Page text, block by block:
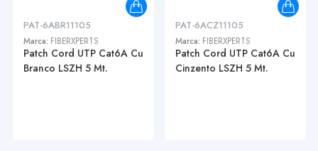
PAT-6ABR11105
Marca: FIBERXPERTS
Patch Cord UTP Cat6A Cu
Branco LSZH 5 Mt.
PAT-6ACZ11105
Marca: FIBERXPERTS
Patch Cord UTP Cat6A Cu
Cinzento LSZH 5 Mt.